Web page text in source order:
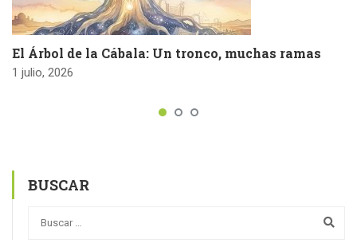
El Árbol de la Cábala: Un tronco, muchas ramas
1 julio, 2026
BUSCAR